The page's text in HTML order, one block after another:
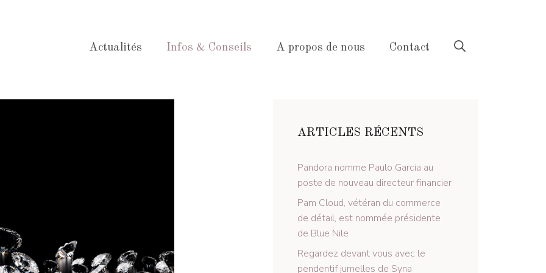
Actualités Infos & Conseils A propos de nous Contact
ARTICLES RÉCENTS
Pandora nomme Paulo Garcia au
poste de nouveau directeur financier
Pam Cloud, vétéran du commerce
de détail, est nommée présidente
de Blue Nile
Regardez devant vous avec le
pendentif jumelles de Syna